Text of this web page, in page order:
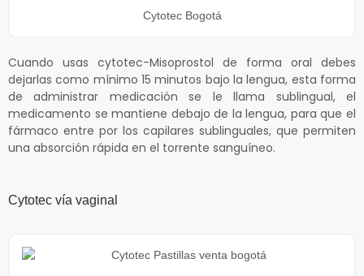
Cytotec Bogotá
Cuando usas cytotec-Misoprostol de forma oral debes
dejarlas como mínimo 15 minutos bajo la lengua, esta forma
de administrar medicación se le llama sublingual, el
medicamento se mantiene debajo de la lengua, para que el
fármaco entre por los capilares sublinguales, que permiten
una absorción rápida en el torrente sanguíneo.
Cytotec vía vaginal